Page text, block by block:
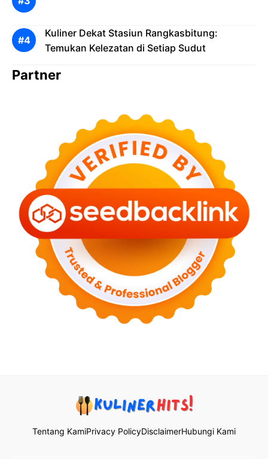
Kuliner Dekat Stasiun Rangkasbitung:
Temukan Kelezatan di Setiap Sudut
Partner
Tentang KamiPrivacy PolicyDisclaimerHubungi Kami